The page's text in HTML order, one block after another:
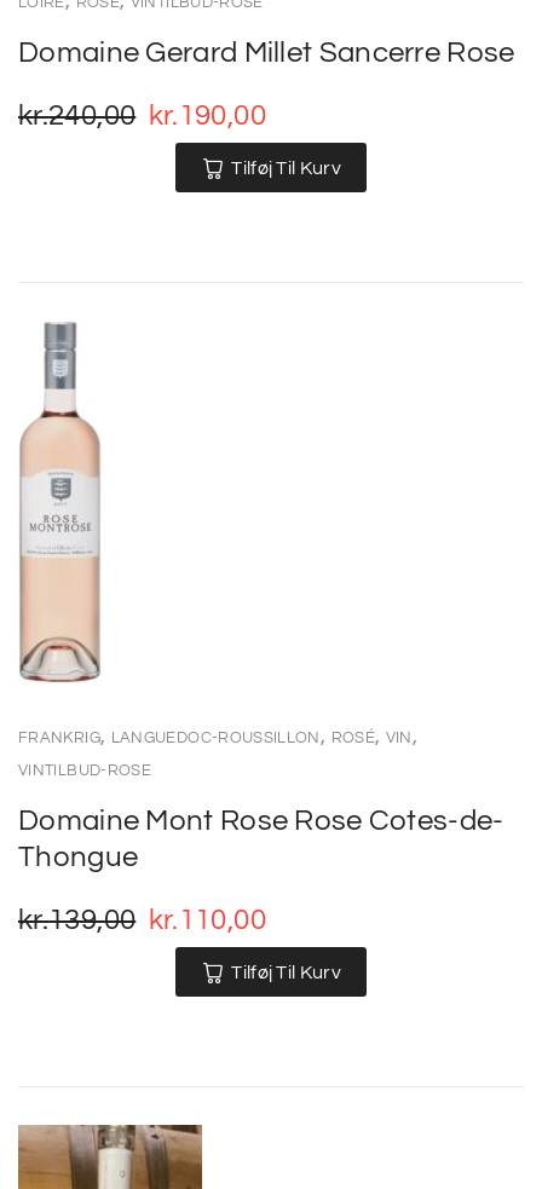
Domaine Gerard Millet Sancerre Rose
kr.240,00 kr. 190,00
Tilføj Til Kurv
FRANKRIG, LANGUEDOC-ROUSSILLON , ROSÉ, VIN ,
VINTILBUD-ROSE
Domaine Mont Rose Rose Cotes-de-
Thongue
kr.139,00 kr. 110,00
Tilføj Til Kurv